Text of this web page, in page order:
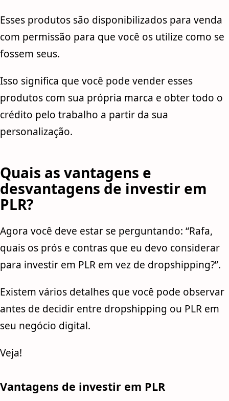
Esses produtos são disponibilizados para venda
com permissão para que você os utilize como se
fossem seus.
Isso significa que você pode vender esses
produtos com sua própria marca e obter todo o
crédito pelo trabalho a partir da sua
personalização.
Quais as vantagens e
desvantagens de investir em
PLR?
Agora você deve estar se perguntando: “Rafa,
quais os prós e contras que eu devo considerar
para investir em PLR em vez de dropshipping?”.
Existem vários detalhes que você pode observar
antes de decidir entre dropshipping ou PLR em
seu negócio digital.
Veja!
Vantagens de investir em PLR